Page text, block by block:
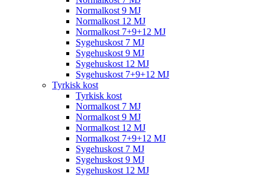
Normalkost 9 MJ
Normalkost 12 MJ
Normalkost 7+9+12 MJ
Sygehuskost 7 MJ
Sygehuskost 9 MJ
Sygehuskost 12 MJ
Sygehuskost 7+9+12 MJ
Tyrkisk kost
Tyrkisk kost
Normalkost 7 MJ
Normalkost 9 MJ
Normalkost 12 MJ
Normalkost 7+9+12 MJ
Sygehuskost 7 MJ
Sygehuskost 9 MJ
Sygehuskost 12 MJ